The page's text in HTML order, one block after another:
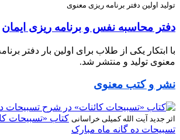
تولید اولین دفتر برنامه ریزی معنوی
دفتر محاسبه نفس و برنامه ریزی ایمان
با ابتکار یکی از طلاب برای اولین بار دفتر
معنوی تولید و منتشر شد.
نشر و کتب معنوی
اثر جدید آیت الله کمیلی خراسانی کتاب «تسبیحات
تسبیحات ده‌ گانه ماه مبارک